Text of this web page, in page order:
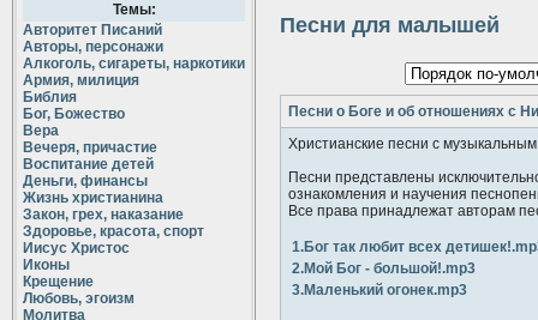
Темы:
Авторитет Писаний
Авторы, персонажи
Алкоголь, сигареты, наркотики
Армия, милиция
Библия
Бог, Божество
Вера
Вечеря, причастие
Воспитание детей
Деньги, финансы
Жизнь христианина
Закон, грех, наказание
Здоровье, красота, спорт
Иисус Христос
Иконы
Крещение
Любовь, эгоизм
Молитва
Песни для малышей
Песни о Боге и об отношениях с
Христианские песни с
Песни представлены
ознакомления и научения
Все права принадлежат авторам
1.Бог так любит всех
2.Мой Бог - большой!.mp3
3.Маленький огонек.mp3